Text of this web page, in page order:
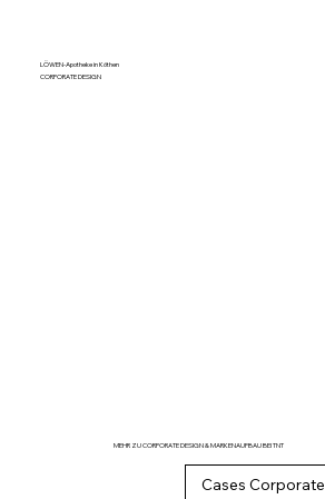
LÖWEN-Apotheke in Köthen
CORPORATE DESIGN
MEHR ZU CORPORATE DESIGN & MARKENAUFBAU BEI TNT
Cases Corporate